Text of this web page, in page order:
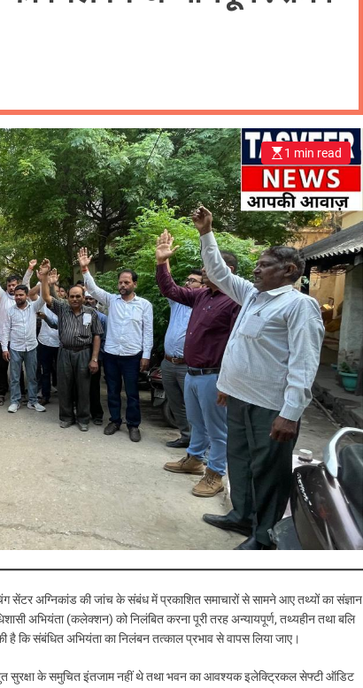
1 min read
सेंटर अग्निकांड की जांच के संबंध में प्रकाशित समाचारों से सामने आए तथ्यों का संज्ञान
अभियंता (कलेक्शन) को निलंबित करना पूरी तरह अन्यायपूर्ण, तथ्यहीन तथा बलि
है कि संबंधित अभियंता का निलंबन तत्काल प्रभाव से वापस लिया जाए।
सुरक्षा के समुचित इंतजाम नहीं थे तथा भवन का आवश्यक इलेक्ट्रिकल सेफ्टी ऑडिट